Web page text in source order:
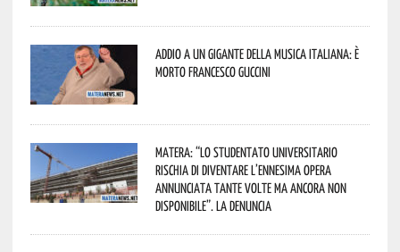
Addio a un gigante della musica italiana: è
morto Francesco Guccini
Matera: “Lo studentato universitario
rischia di diventare l’ennesima opera
annunciata tante volte ma ancora non
disponibile”. La denuncia